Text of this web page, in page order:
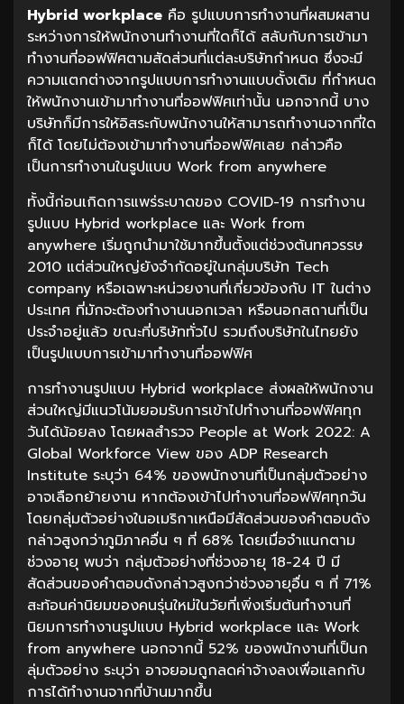
Hybrid workplace คือ รูปแบบการทำงานที่ผสมผสาน
ระหว่างการให้พนักงานทำงานที่ใดก็ได้ สลับกับการเข้ามา
ทำงานที่ออฟฟิศตามสัดส่วนที่แต่ละบริษัทกำหนด ซึ่งจะมี
ความแตกต่างจากรูปแบบการทำงานแบบดั้งเดิม ที่กำหนด
ให้พนักงานเข้ามาทำงานที่ออฟฟิศเท่านั้น นอกจากนี้ บาง
บริษัทก็มีการให้อิสระกับพนักงานให้สามารถทำงานจากที่ใด
ก็ได้ โดยไม่ต้องเข้ามาทำงานที่ออฟฟิศเลย กล่าวคือ
เป็นการทำงานในรูปแบบ Work from anywhere
ทั้งนี้ก่อนเกิดการแพร่ระบาดของ COVID-19 การทำงาน
รูปแบบ Hybrid workplace และ Work from
anywhere เริ่มถูกนำมาใช้มากขึ้นตั้งแต่ช่วงต้นทศวรรษ
2010 แต่ส่วนใหญ่ยังจำกัดอยู่ในกลุ่มบริษัท Tech
company หรือเฉพาะหน่วยงานที่เกี่ยวข้องกับ IT ในต่าง
ประเทศ ที่มักจะต้องทำงานนอกเวลา หรือนอกสถานที่เป็น
ประจำอยู่แล้ว ขณะที่บริษัททั่วไป รวมถึงบริษัทในไทยยัง
เป็นรูปแบบการเข้ามาทำงานที่ออฟฟิศ
การทำงานรูปแบบ Hybrid workplace ส่งผลให้พนักงาน
ส่วนใหญ่มีแนวโน้มยอมรับการเข้าไปทำงานที่ออฟฟิศทุก
วันได้น้อยลง โดยผลสำรวจ People at Work 2022: A
Global Workforce View ของ ADP Research
Institute ระบุว่า 64% ของพนักงานที่เป็นกลุ่มตัวอย่าง
อาจเลือกย้ายงาน หากต้องเข้าไปทำงานที่ออฟฟิศทุกวัน
โดยกลุ่มตัวอย่างในอเมริกาเหนือมีสัดส่วนของคำตอบดัง
กล่าวสูงกว่าภูมิภาคอื่น ๆ ที่ 68% โดยเมื่อจำแนกตาม
ช่วงอายุ พบว่า กลุ่มตัวอย่างที่ช่วงอายุ 18-24 ปี มี
สัดส่วนของคำตอบดังกล่าวสูงกว่าช่วงอายุอื่น ๆ ที่ 71%
สะท้อนค่านิยมของคนรุ่นใหม่ในวัยที่เพิ่งเริ่มต้นทำงานที่
นิยมการทำงานรูปแบบ Hybrid workplace และ Work
from anywhere นอกจากนี้ 52% ของพนักงานที่เป็นก
ลุ่มตัวอย่าง ระบุว่า อาจยอมถูกลดค่าจ้างลงเพื่อแลกกับ
การได้ทำงานจากที่บ้านมากขึ้น